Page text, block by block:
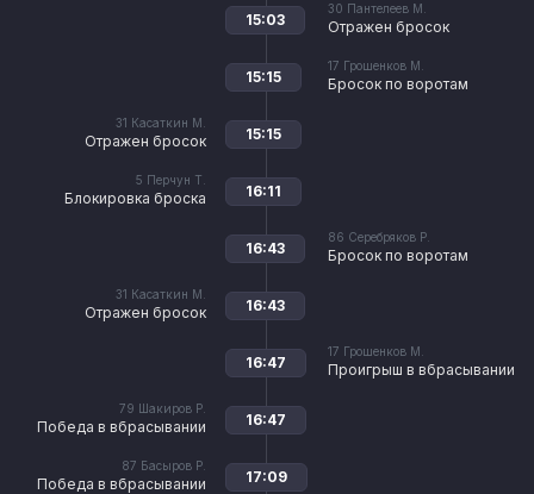
30 Пантелеев М.
Отражен бросок
15:03
17 Грошенков М.
Бросок по воротам
15:15
31 Касаткин М.
Отражен бросок 15:15
5 Перчун Т.
Блокировка броска 16:11
86 Серебряков Р.
Бросок по воротам
16:43
31 Касаткин М.
Отражен бросок 16:43
17 Грошенков М.
Проигрыш в вбрасывании
16:47
79 Шакиров Р.
Победа в вбрасывании 16:47
87 Басыров Р.
Победа в вбрасывании 17:09